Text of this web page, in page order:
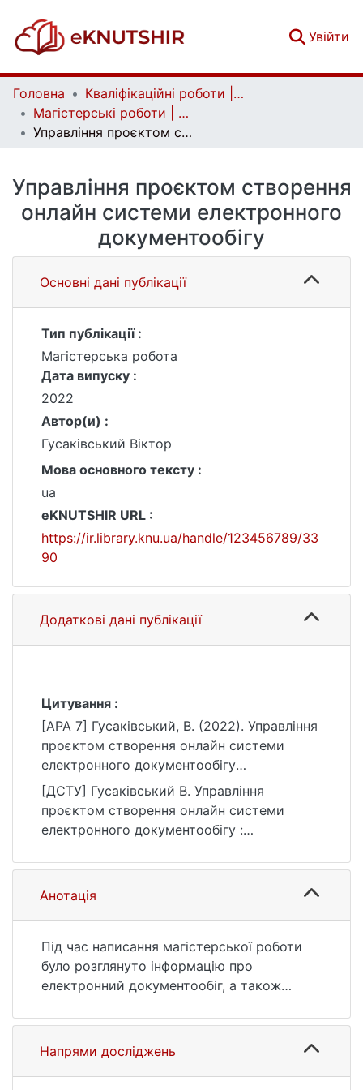
Увійти
Головна
Кваліфікаційні роботи | Qualifying works
Магістерські роботи | Master's theses
Управління проєктом створення онлайн системи електронного документообігу
Управління проєктом створення
онлайн системи електронного
документообігу
Основні дані публікації
Тип публікації :
Магістерська робота
Дата випуску :
2022
Автор(и) :
Гусаківський Віктор
Мова основного тексту :
ua
eKNUTSHIR URL :
https://ir.library.knu.ua/handle/123456789/33
90
Додаткові дані публікації
Цитування :
[APA 7] Гусаківський, В. (2022). Управління
проєктом створення онлайн системи
електронного документообігу
[Магістерська робота, Київський
національний університет імені Тараса
Шевченка]. eKNUTSHIR.
https://ir.library.knu.ua/handle/123456789/33
90
[ДСТУ] Гусаківський В. Управління
проєктом створення онлайн системи
електронного документообігу :
Інформаційні технології. Київ, 2022. 100 с.
URL:
https://ir.library.knu.ua/handle/123456789/33
Анотація
Під час написання магістерської роботи
було розглянуто інформацію про
електронний документообіг, а також
Досліджено підприємство замовника
продукту проекту. Проаналізовано
зовнішнє середовище компанії за
Напрями досліджень